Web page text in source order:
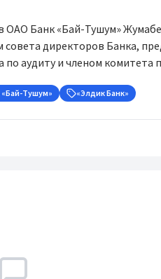
ОАО Банк «Бай-Тушум»
совета директоров Банка,
аудиту и членом комитета
«Бай-Тушум» «Элдик Банк»